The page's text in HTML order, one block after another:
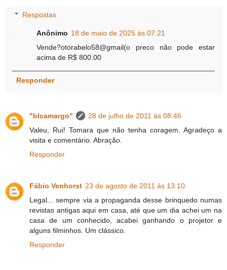
Respostas
Anônimo 18 de maio de 2025 às 07:21
Vende?otorabelo58@gmail(o preco não pode estar
acima de R$ 800.00
Responder
"blcamargo"
28 de julho de 2011 às 08:46
Valeu, Rui! Tomara que não tenha coragem. Agradeço a
visita e comentário. Abração.
Responder
Fábio Venhorst 23 de agosto de 2011 às 13:10
Legal... sempre via a propaganda desse brinquedo numas
revistas antigas aqui em casa, até que um dia achei um na
casa de um conhecido, acabei ganhando o projetor e
alguns filminhos. Um clássico.
Responder